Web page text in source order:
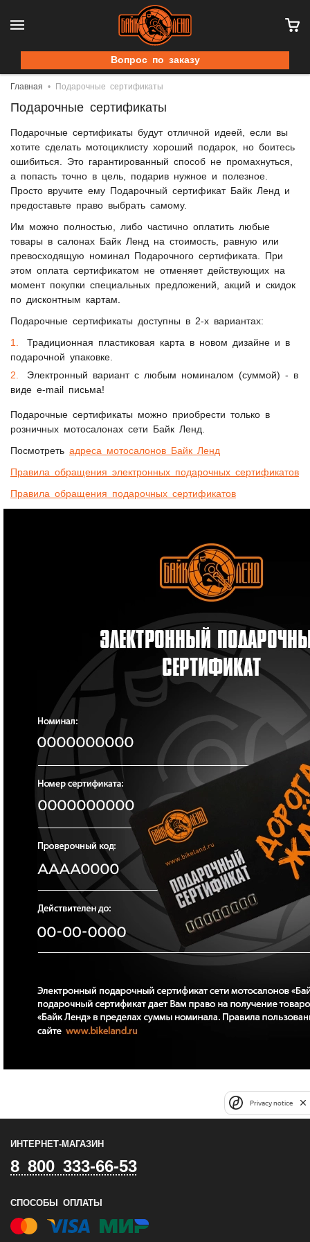
Вопрос по заказу
Главная Подарочные сертификаты
Подарочные сертификаты
Подарочные сертификаты будут отличной идеей, если вы
хотите сделать мотоциклисту хороший подарок, но боитесь
ошибиться. Это гарантированный способ не промахнуться,
а попасть точно в цель, подарив нужное и полезное.
Просто вручите ему Подарочный сертификат Байк Ленд и
предоставьте право выбрать самому.
Им можно полностью, либо частично оплатить любые
товары в салонах Байк Ленд на стоимость, равную или
превосходящую номинал Подарочного сертификата. При
этом оплата сертификатом не отменяет действующих на
момент покупки специальных предложений, акций и скидок
по дисконтным картам.
Подарочные сертификаты доступны в 2-х вариантах:
Традиционная пластиковая карта в новом дизайне и в
подарочной упаковке.
Электронный вариант с любым номиналом (суммой) - в
виде e-mail письма!
Подарочные сертификаты можно приобрести только в
розничных мотосалонах сети Байк Ленд.
Посмотреть адреса мотосалонов Байк Ленд
Правила обращения электронных подарочных сертификатов
Правила обращения подарочных сертификатов
ИНТЕРНЕТ-МАГАЗИН
8 800 333-66-53
СПОСОБЫ ОПЛАТЫ
Privacy notice